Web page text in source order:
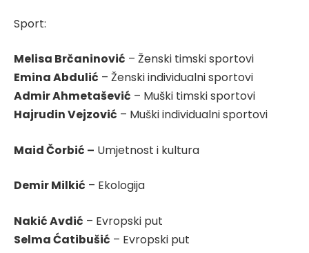
Sport:
Melisa Brčaninović – Ženski timski sportovi
Emina Abdulić – Ženski individualni sportovi
Admir Ahmetašević – Muški timski sportovi
Hajrudin Vejzović – Muški individualni sportovi
Maid Čorbić – Umjetnost i kultura
Demir Milkić – Ekologija
Nakić Avdić – Evropski put
Selma Ćatibušić – Evropski put